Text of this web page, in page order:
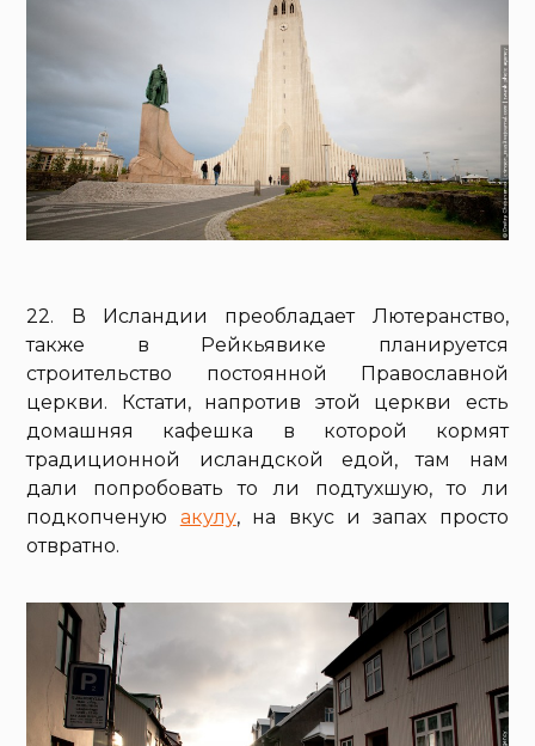
22. В Исландии преобладает Лютеранство,
также в Рейкьявике планируется
строительство постоянной Православной
церкви. Кстати, напротив этой церкви есть
домашняя кафешка в которой кормят
традиционной исландской едой, там нам
дали попробовать то ли подтухшую, то ли
подкопченую акулу, на вкус и запах просто
отвратно.